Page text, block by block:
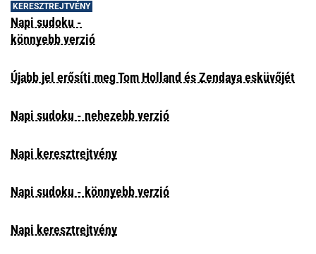
KERESZTREJTVÉNY
Napi sudoku -
könnyebb verzió
Újabb jel erősíti meg Tom Holland és Zendaya esküvőjét
Napi sudoku - nehezebb verzió
Napi keresztrejtvény
Napi sudoku - könnyebb verzió
Napi keresztrejtvény